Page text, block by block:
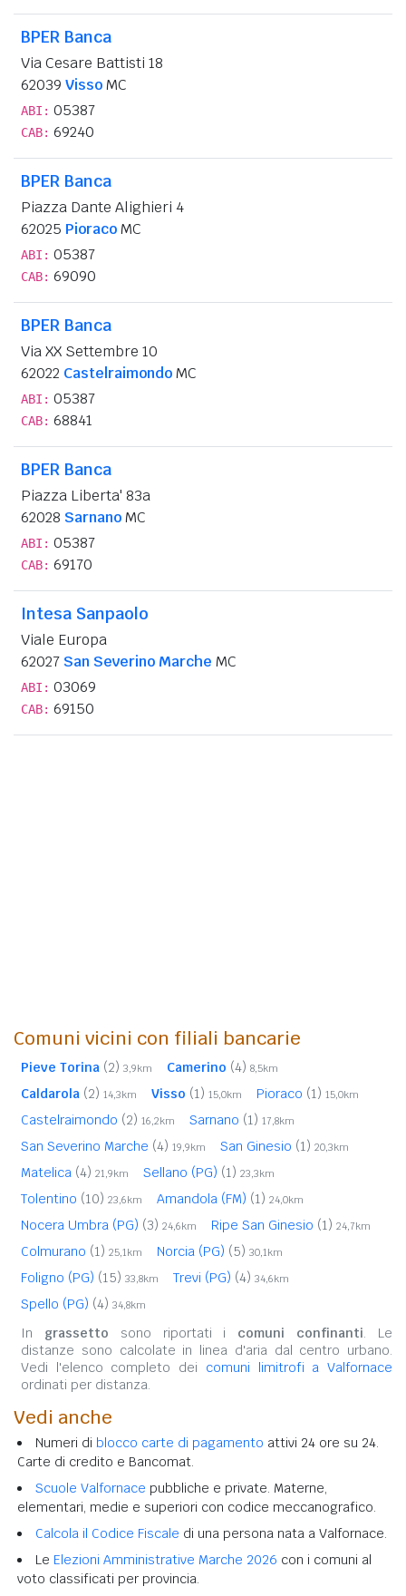
BPER Banca
Via Cesare Battisti 18
62039 VissoMC
ABI: 05387
CAB: 69240
BPER Banca
Piazza Dante Alighieri 4
62025 PioracoMC
ABI: 05387
CAB: 69090
BPER Banca
Via XX Settembre 10
62022 CastelraimondoMC
ABI: 05387
CAB: 68841
BPER Banca
Piazza Liberta' 83a
62028 SarnanoMC
ABI: 05387
CAB: 69170
Intesa Sanpaolo
Viale Europa
62027 San Severino Marche MC
ABI: 03069
CAB: 69150
Comuni vicini con filiali bancarie
Pieve Torina (2) 3,9km Camerino (4) 8,5km
Caldarola (2) 14,3km Visso (1) 15,0km Pioraco (1) 15,0km
Castelraimondo (2) 16,2km Sarnano (1) 17,8km
San Severino Marche (4) 19,9km San Ginesio (1) 20,3km
Matelica (4) 21,9km Sellano (PG) (1) 23,3km
Tolentino (10) 23,6km Amandola (FM) (1) 24,0km
Nocera Umbra (PG) (3) 24,6km Ripe San Ginesio (1) 24,7km
Colmurano (1) 25,1km Norcia (PG) (5) 30,1km
Foligno (PG) (15) 33,8km Trevi (PG) (4) 34,6km
Spello (PG) (4) 34,8km
In grassetto sono riportati i comuni confinanti. Le
distanze sono calcolate in linea d'aria dal centro urbano.
Vedi l'elenco completo dei comuni limitrofi a Valfornace
ordinati per distanza.
Vedi anche
Numeri di blocco carte di pagamento attivi 24 ore su 24.
Carte di credito e Bancomat.
Scuole Valfornace pubbliche e private. Materne,
elementari, medie e superiori con codice meccanografico.
Calcola il Codice Fiscale di una persona nata a Valfornace.
Le Elezioni Amministrative Marche 2026 con i comuni al
voto classificati per provincia.